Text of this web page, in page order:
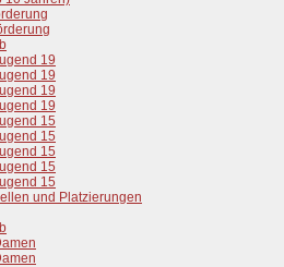
19
19
19
19
15
15
15
15
15
und Platzierungen